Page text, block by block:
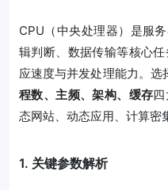
CPU（中央处理器）是服
辑判断、数据传输等核心
应速度与并发处理能力。选
程数、主频、架构、缓存
态网站、动态应用、计算密
1. 关键参数解析